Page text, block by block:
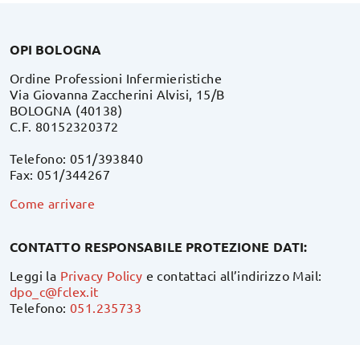
OPI BOLOGNA
Ordine Professioni Infermieristiche
Via Giovanna Zaccherini Alvisi, 15/B
BOLOGNA (40138)
C.F. 80152320372
Telefono: 051/393840
Fax: 051/344267
Come arrivare
CONTATTO RESPONSABILE PROTEZIONE DATI:
Leggi la Privacy Policy e contattaci all’indirizzo Mail:
dpo_c@fclex.it
Telefono:051.235733